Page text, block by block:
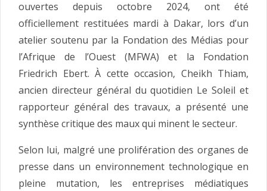
ouvertes depuis octobre 2024, ont été
officiellement restituées mardi à Dakar, lors d’un
atelier soutenu par la Fondation des Médias pour
l’Afrique de l’Ouest (MFWA) et la Fondation
Friedrich Ebert. À cette occasion, Cheikh Thiam,
ancien directeur général du quotidien Le Soleil et
rapporteur général des travaux, a présenté une
synthèse critique des maux qui minent le secteur.
Selon lui, malgré une prolifération des organes de
presse dans un environnement technologique en
pleine mutation, les entreprises médiatiques